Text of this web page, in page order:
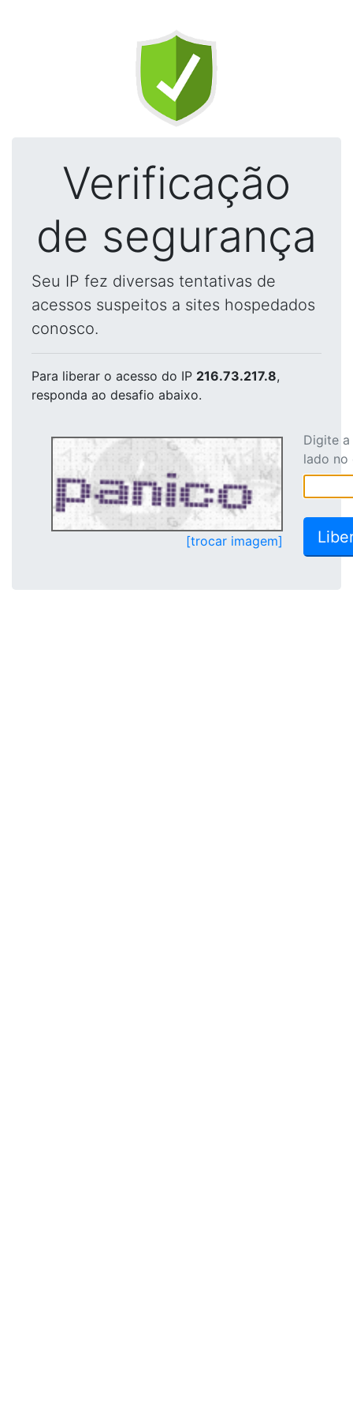
Verificação
de segurança
Seu IP fez diversas tentativas de
acessos suspeitos a sites hospedados
conosco.
Para liberar o acesso do IP 216.73.217.8,
responda ao desafio abaixo.
[trocar imagem]
Digite
lado no